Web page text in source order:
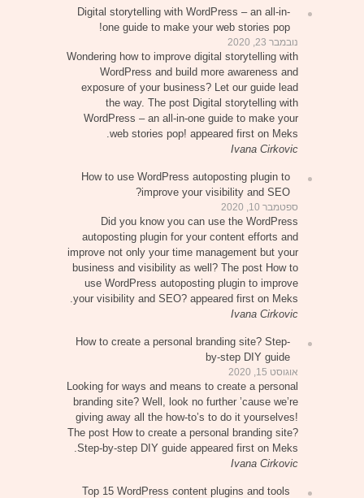
Digital storytelling with WordPress – an all-in-
one guide to make your web stories pop!
נובמבר 23, 2020
Wondering how to improve digital storytelling with
WordPress and build more awareness and
exposure of your business? Let our guide lead
the way. The post Digital storytelling with
WordPress – an all-in-one guide to make your
web stories pop! appeared first on Meks.
Ivana Cirkovic
How to use WordPress autoposting plugin to
improve your visibility and SEO?
ספטמבר 10, 2020
Did you know you can use the WordPress
autoposting plugin for your content efforts and
improve not only your time management but your
business and visibility as well? The post How to
use WordPress autoposting plugin to improve
your visibility and SEO? appeared first on Meks.
Ivana Cirkovic
How to create a personal branding site? Step-
by-step DIY guide
אוגוסט 15, 2020
Looking for ways and means to create a personal
branding site? Well, look no further ’cause we’re
giving away all the how-to’s to do it yourselves!
The post How to create a personal branding site?
Step-by-step DIY guide appeared first on Meks.
Ivana Cirkovic
Top 15 WordPress content plugins and tools